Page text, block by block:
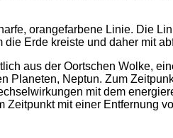
orangefarbene Linie. Die
Erde kreiste und daher mit
aus der Oortschen Wolke,
Neptun. Zum
mit dem
mit einer Entfernung